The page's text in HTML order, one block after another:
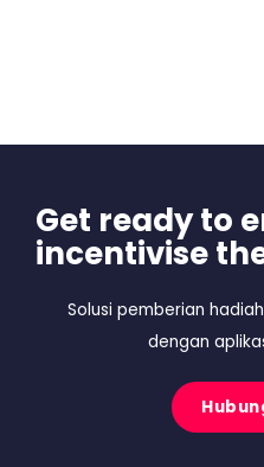
Get ready to
incentivise
Solusi pemberian
dengan